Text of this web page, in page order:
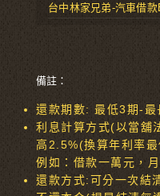
台中林家兄弟-汽車借款
備註：
還款期數: 最低3期-
利息計算方式(以當舖
高2.5%(換算年利率
例如：借款一萬元，
還款方式:可分一次結